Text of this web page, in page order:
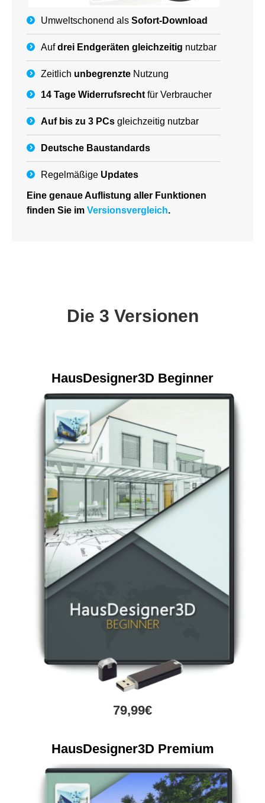
Umweltschonend als Sofort-Download
Aufdrei Endgeräten gleichzeitig nutzbar
Zeitlich unbegrenzte Nutzung
14 Tage Widerrufsrecht für Verbraucher
Auf bis zu 3 PCs gleichzeitig nutzbar
Deutsche Baustandards
Regelmäßige Updates
Eine genaue Auflistung aller Funktionen
finden Sie im Versionsvergleich.
Die 3 Versionen
HausDesigner3D Beginner
79,99€
HausDesigner3D Premium